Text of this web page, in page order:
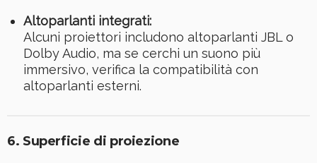
Altoparlanti integrati:
Alcuni proiettori includono altoparlanti JBL o
Dolby Audio, ma se cerchi un suono più
immersivo, verifica la compatibilità con
altoparlanti esterni.
6. Superficie di proiezione